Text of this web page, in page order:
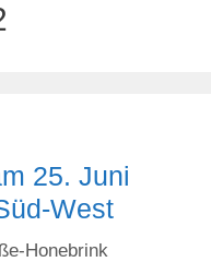
25. Juni
West
Honebrink